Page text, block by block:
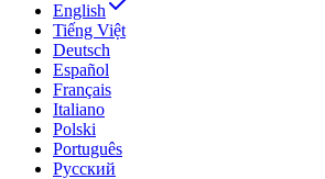
English
Tiếng Việt
Deutsch
Español
Français
Italiano
Polski
Português
Русский